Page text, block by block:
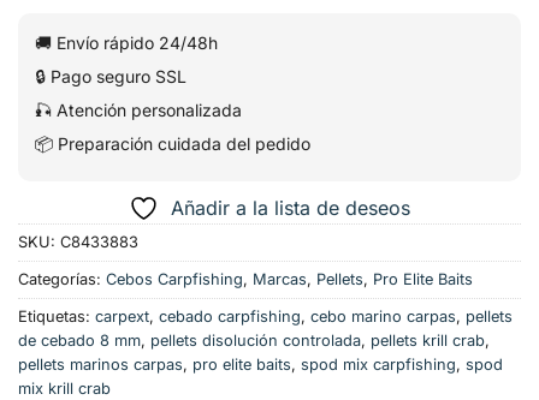
🚚 Envío rápido 24/48h
🔒 Pago seguro SSL
🎣 Atención personalizada
📦 Preparación cuidada del pedido
Añadir a la lista de deseos
SKU: C8433883
Categorías: Cebos Carpfishing, Marcas, Pellets, Pro Elite Baits
Etiquetas: carpext, cebado carpfishing, cebo marino carpas, pellets
de cebado 8 mm, pellets disolución controlada, pellets krill crab,
pellets marinos carpas, pro elite baits, spod mix carpfishing, spod
mix krill crab